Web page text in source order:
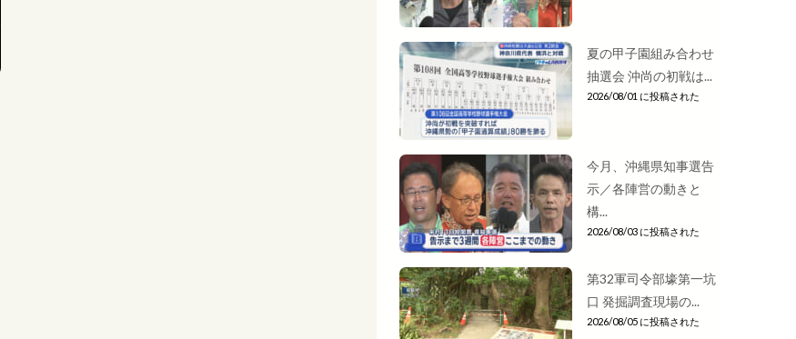
夏の甲子園組み合わせ
抽選会 沖尚の初戦は...
2026/08/01 に投稿された
今月、沖縄県知事選告
示／各陣営の動きと
構...
2026/08/03 に投稿された
第32軍司令部壕第一坑
口 発掘調査現場の...
2026/08/05 に投稿された